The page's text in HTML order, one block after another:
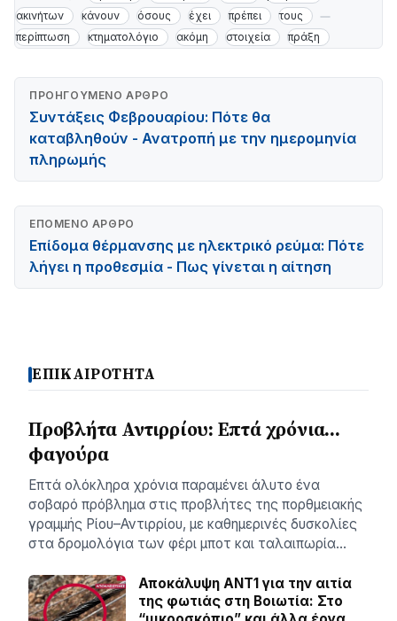
ακινήτων
κάνουν όσους έχει πρέπει
τους
περίπτωση
κτηματολόγιο ακόμη στοιχεία πράξη
ΠΡΟΗΓΟΎΜΕΝΟ ΆΡΘΡΟ
Συντάξεις Φεβρουαρίου: Πότε θα
καταβληθούν - Ανατροπή με την ημερομηνία
πληρωμής
ΕΠΌΜΕΝΟ ΆΡΘΡΟ
Επίδομα θέρμανσης με ηλεκτρικό ρεύμα: Πότε
λήγει η προθεσμία - Πως γίνεται η αίτηση
ΕΠΙΚΑΙΡΟΤΗΤΑ
Προβλήτα Αντιρρίου: Επτά χρόνια…
φαγούρα
Επτά ολόκληρα χρόνια παραμένει άλυτο ένα
σοβαρό πρόβλημα στις προβλήτες της πορθμειακής
γραμμής Ρίου–Αντιρρίου, με καθημερινές δυσκολίες
στα δρομολόγια των φέρι μποτ και ταλαιπωρία…
Αποκάλυψη ΑΝΤ1 για την αιτία
της φωτιάς στη Βοιωτία: Στο